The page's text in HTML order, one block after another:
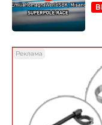
Реклама